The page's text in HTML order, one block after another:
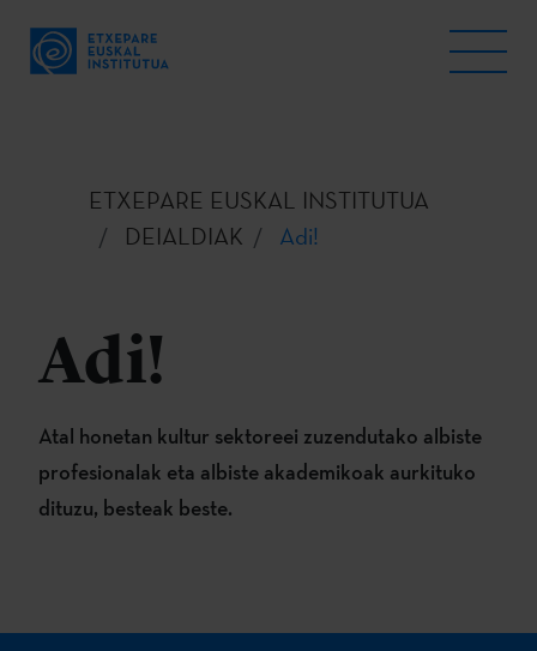
ETXEPARE EUSKAL INSTITUTUA
DEIALDIAK
Adi!
Adi!
Atal honetan kultur sektoreei zuzendutako albiste
profesionalak eta albiste akademikoak aurkituko
dituzu, besteak beste.